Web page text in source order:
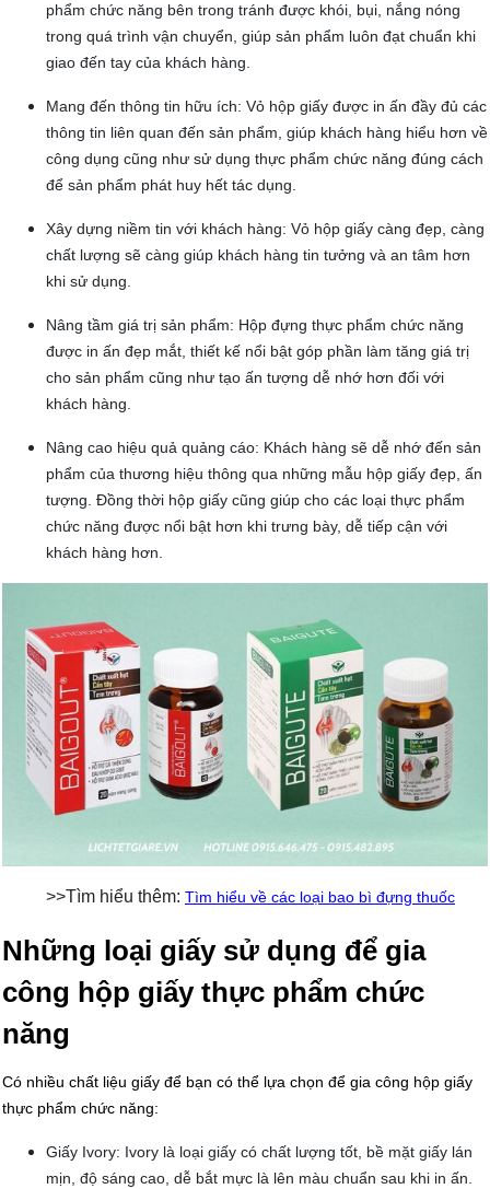
phẩm chức năng bên trong tránh được khói, bụi, nắng nóng
trong quá trình vận chuyển, giúp sản phẩm luôn đạt chuẩn khi
giao đến tay của khách hàng.
Mang đến thông tin hữu ích: Vỏ hộp giấy được in ấn đầy đủ các
thông tin liên quan đến sản phẩm, giúp khách hàng hiểu hơn về
công dụng cũng như sử dụng thực phẩm chức năng đúng cách
để sản phẩm phát huy hết tác dụng.
Xây dựng niềm tin với khách hàng: Vỏ hộp giấy càng đẹp, càng
chất lượng sẽ càng giúp khách hàng tin tưởng và an tâm hơn
khi sử dụng.
Nâng tầm giá trị sản phẩm: Hộp đựng thực phẩm chức năng
được in ấn đẹp mắt, thiết kế nổi bật góp phần làm tăng giá trị
cho sản phẩm cũng như tạo ấn tượng dễ nhớ hơn đối với
khách hàng.
Nâng cao hiệu quả quảng cáo: Khách hàng sẽ dễ nhớ đến sản
phẩm của thương hiệu thông qua những mẫu hộp giấy đẹp, ấn
tượng. Đồng thời hộp giấy cũng giúp cho các loại thực phẩm
chức năng được nổi bật hơn khi trưng bày, dễ tiếp cận với
khách hàng hơn.
>>Tìm hiểu thêm: Tìm hiểu về các loại bao bì đựng thuốc
Những loại giấy sử dụng để gia
công hộp giấy thực phẩm chức
năng
Có nhiều chất liệu giấy để bạn có thể lựa chọn để gia công hộp giấy
thực phẩm chức năng:
Giấy Ivory: Ivory là loại giấy có chất lượng tốt, bề mặt giấy lán
mịn, độ sáng cao, dễ bắt mực là lên màu chuẩn sau khi in ấn.